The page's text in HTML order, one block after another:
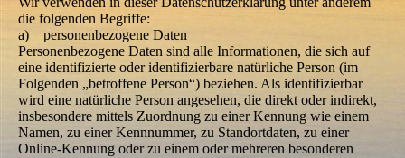
die folgenden Begriffe:
a) personenbezogene Daten
Personenbezogene Daten sind alle Informationen, die sich auf
eine identifizierte oder identifizierbare natürliche Person (im
Folgenden „betroffene Person“) beziehen. Als identifizierbar
wird eine natürliche Person angesehen, die direkt oder indirekt,
insbesondere mittels Zuordnung zu einer Kennung wie einem
Namen, zu einer Kennnummer, zu Standortdaten, zu einer
Online-Kennung oder zu einem oder mehreren besonderen